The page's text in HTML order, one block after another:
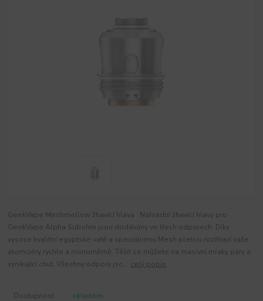
GeekVape Meshmellow žhavící hlava Náhradní žhavící hlavy pro
GeekVape Alpha Subohm jsou dodávány ve třech odporech. Díky
vysoce kvalitní egyptské vatě a speciálnímu Mesh pletivu rozžhaví vaše
atomizéry rychle a rovnoměrně. Těšit se můžete na masivní mraky páry a
vynikající chuť. Všechny odpory jso... celý popis
Dostupnost
skladem